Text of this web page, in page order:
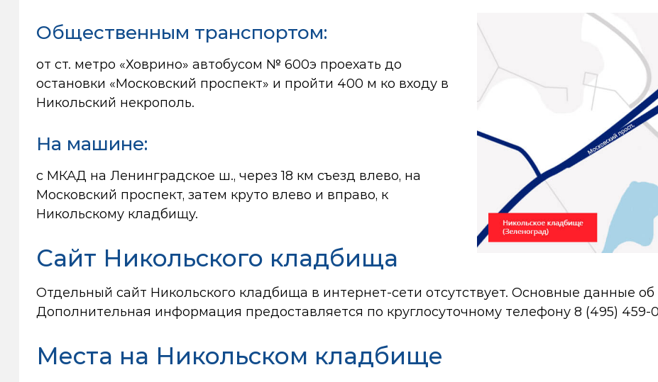
Общественным транспортом:
от ст. метро «Ховрино» автобусом № 600э проехать до
остановки «Московский проспект» и пройти 400 м ко входу в
Никольский некрополь.
На машине:
с МКАД на Ленинградское ш., через 18 км съезд влево, на
Московский проспект, затем круто влево и вправо, к
Никольскому кладбищу.
Сайт Никольского кладбища
Отдельный сайт Никольского кладбища в интернет-сети отсутствует. Основные данные
Дополнительная информация предоставляется по круглосуточному телефону 8 (495) 459-
Места на Никольском кладбище